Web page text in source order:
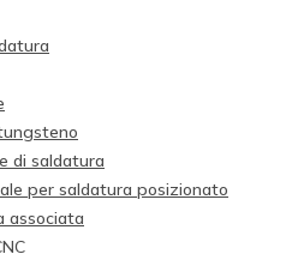
di saldatura
per saldatura posizionato
associata